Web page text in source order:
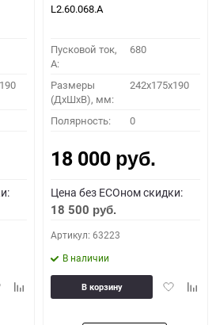
Добавить
L2.60.068.A
Пусковой ток,
A:
680
Размеры
(ДхШхВ), мм:
242x175x190
Полярность: 0
18 000 руб.
Цена без ECOном скидки:
18 500 руб.
Артикул: 63223
В наличии
Добавить
В корзину